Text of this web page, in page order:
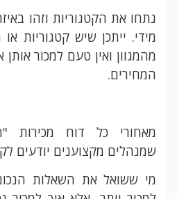
נתחו את הקטגוריות וזהו
מידי. ייתכן שיש קטגוריות
מהמגוון ואין טעם למכור אותן
המחירים.
מאחורי כל דוח מכירות
שמנהלים מקצוענים יודעים
מי ששואל את השאלות